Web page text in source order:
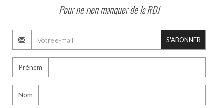
Pour ne rien manquer de la RDJ
S'ABONNER
Prénom
Nom